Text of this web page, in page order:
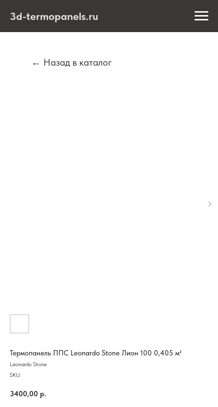
3d-termopanels.ru
← Назад в каталог
Термопанель ППС Leonardo Stone Лион 100 0,405 м²
Leonardo Stone
SKU:
3400,00 р.